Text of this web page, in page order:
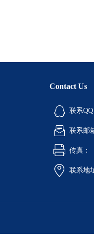
Contact Us
联系QQ
联系邮
传真：
联系地